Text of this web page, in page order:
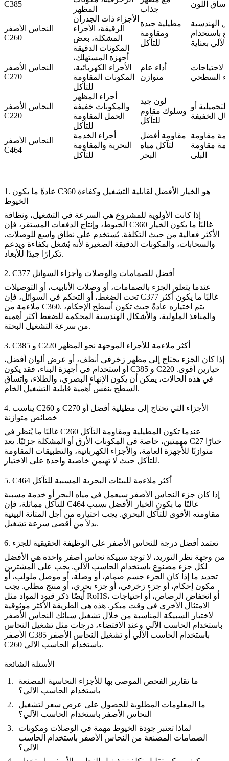
C385
المظهر
جذاب
اللون
النحاس الأصفر
C260
الأجزاء ذات الجدران
الرقيقة، الأجزاء
المشكلة، بعض
المكونات الدقيقة
مطيلية جيدة
ومقاومة
للتآكل
الهندسية
باستخدام
بعناية
النحاس الأصفر
C270
أجهزة المستهلك،
الأجزاء الكهربائية،
المكونات المقاومة
للتآكل
أداء عام
متوازن
لاحتياجات
السطحي
النحاس الأصفر
C220
أجزاء المظهر
والمكونات خفيفة
الحمل المقاومة
للتآكل
لون جيد
وسلوك مقاوم
للتآكل
أو
الخفيفة
النحاس الأصفر
C464
أجزاء الخدمة
البحرية والمقاومة
للتآكل
مقاومة أفضل
لتآكل مياه
البحر
مقاومة
مقاومة
البلى
1. عادةً ما يكون C360 هو الخيار الأفضل لقابلية التشغيل وكفاءة
الخيوط
إذا كانت الأولوية للمشروع هي السرعة في التشغيل، ونظافة
الخيوط، وإنتاج الدفعات المستقر، فإن C360 غالبًا ما يكون الخيار
الأكثر فعالية من حيث التكلفة. يُستخدم على نطاق واسع للوصلات،
والسحابات، والمكونات الدقيقة الصغيرة لأنه يُشغل بكفاءة ويدعم
تكرارًا جيدًا للأبعاد.
2. C377 أفضل للصمامات والوصلات وأجزاء السوائل
عندما يتعلق الجزء بالصمامات، أو وصلات الأنابيب، أو التوصيلات
تحت الضغط، أو التحكم في السوائل، فإن C377 غالبًا ما يكون أكثر
ملاءمة من C360. يتم اختياره عادةً حيث تكون أسطح الإحكام،
والمنافذ الملولبة، والأشكال الهندسية المحكمة للضغط أكثر أهمية
من سرعة التشغيل البحتة.
3. C385 و C220 أكثر ملاءمة للأجزاء الموجهة نحو المظهر
إذا كان الجزء يحتاج إلى مظهر زخرفي أنظف، أو عرض ألوان أفضل،
أو استخدام في أجهزة البناء، فقد يكون C385 و C220 خيارين أقوى.
في هذه الحالات، يمكن أن يكون الإنهاء البصري، والطلاء، واتساق
السطح بنفس أهمية قابلية التشغيل الخام.
4. يناسب C260 و C270 الأجزاء التي تحتاج إلى مطيلية أفضل أو
خصائص متوازنة
غالبًا ما يُنظر في C260 عندما تكون المطيلية ومقاومة التآكل
مهمتين، خاصة في المكونات الأرق أو المشكلة جزئيًا. يعد C27 خيارًا
متوازنًا للأجهزة العامة، والأجزاء الكهربائية، والتطبيقات المقاومة
للتآكل حيث لا تهيمن خاصية واحدة على الاختيار.
5. C464 أكثر ملاءمة للبيئات البحرية المسببة للتآكل
إذا كان جزء النحاس الأصفر سيعمل في مياه البحر أو خدمة مسببة
للتآكل مماثلة، فإن C464 غالبًا ما يكون الخيار الأفضل بسبب
مقاومته الأقوى للتآكل البحري. يجب اختياره من أجل المتانة البيئية
بدلاً من أقصى سرعة تشغيل.
6. تعتمد أفضل درجة للنحاس الأصفر على الوظيفة الحقيقية للجزء
من وجهة نظر التوريد، لا توجد سبيكة نحاس أصفر واحدة هي الأفضل
لكل جزء مصنوع باستخدام الحاسب الآلي. يجب على المشترين
تحديد ما إذا كان الجزء جسم صمام، أو وصلة، أو موصل ملولب، أو
مكون إحكام، أو جزء زخرفي، أو جزء بحري، أو منتج مطلي. يجب
أيضًا ذكر قيود المواد مثل RoHS، أو انخفاض الرصاص، أو احتياجات
الامتثال الأخرى في وقت مبكر. هذه هي الطريقة الأكثر موثوقية
لاختيار السبيكة المناسبة من خلال تشغيل سبائك النحاس الأصفر
باستخدام الحاسب الآلي وعند الاقتضاء، درجات مثل تشغيل النحاس
الأصفر C385 باستخدام الحاسب الآلي أو تشغيل النحاس الأصفر
C260 باستخدام الحاسب الآلي.
الأسئلة الشائعة
ما تقارير الفحص الموصى بها للأجزاء النحاسية المصنعة
باستخدام الحاسب الآلي؟
ما المعلومات المطلوبة للحصول على عرض سعر لتشغيل
النحاس الأصفر باستخدام الحاسب الآلي؟
لماذا تعتبر جودة الخيوط مهمة في الوصلات ومكونات
الصمامات المصنعة من النحاس الأصفر باستخدام الحاسب
الآلي؟